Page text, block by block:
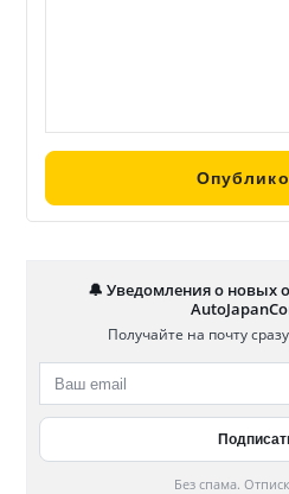
🔔 Уведомления о новых
Получайте на почту
Без спама.